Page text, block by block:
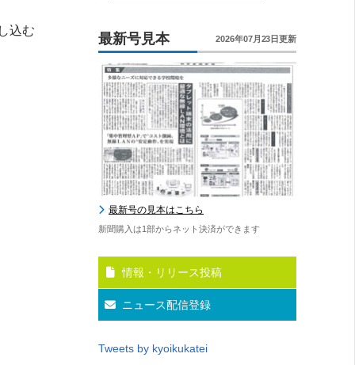
込む
最新号見本 2026年07月23日更新
最新号の見本はこちら
新聞購入は1部からネット決済ができます
情報・リリース投稿
ニュース配信登録
Tweets by kyoikukatei